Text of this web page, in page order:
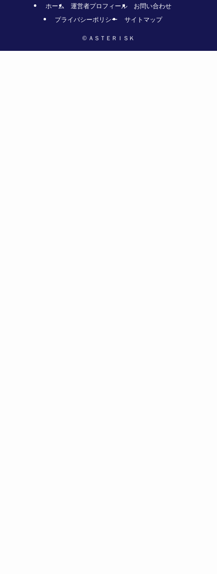
ホーム 運営者プロフィール
お問い合わせ
プライバシーポリシー
サイトマップ
© ＡＳＴＥＲＩＳＫ